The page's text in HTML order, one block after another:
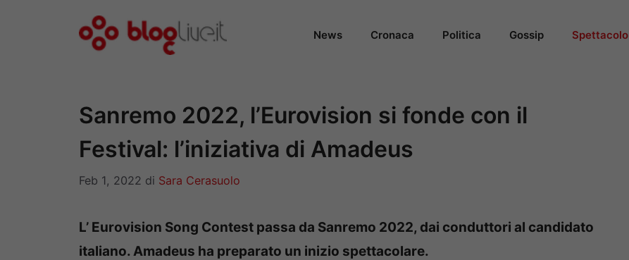
News Cronaca Politica Gossip Spettacolo
Sanremo 2022, l’Eurovision si fonde con il
Festival: l’iniziativa di Amadeus
Feb 1, 2022 di Sara Cerasuolo
L’ Eurovision Song Contest passa da Sanremo 2022, dai conduttori al candidato
italiano. Amadeus ha preparato un inizio spettacolare.